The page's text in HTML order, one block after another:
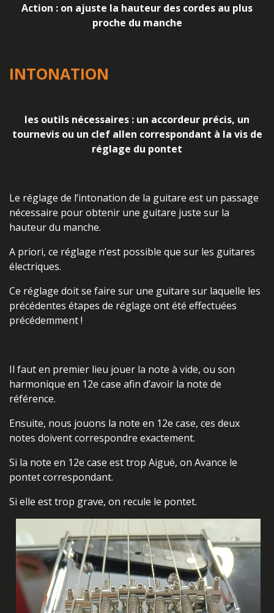
Action : on ajuste la hauteur des cordes au plus
proche du manche
INTONATION
les outils nécessaires : un accordeur précis, un
tournevis ou un clef allen correspondant à la vis de
réglage du pontet
Le réglage de l’intonation de la guitare est un passage
nécessaire pour obtenir une guitare juste sur la
hauteur du manche.
A priori, ce réglage n’est possible que sur les guitares
électriques.
Ce réglage doit se faire sur une guitare sur laquelle les
précédentes étapes de réglage ont été effectuées
précédemment !
Il faut en premier lieu jouer la note à vide, ou son
harmonique en 12e case afin d’avoir la note de
référence.
Ensuite, nous jouons la note en 12e case, ces deux
notes doivent correspondre exactement.
Si la note en 12e case est trop Aiguë, on Avance le
pontet correspondant.
Si elle est trop grave, on recule le pontet.